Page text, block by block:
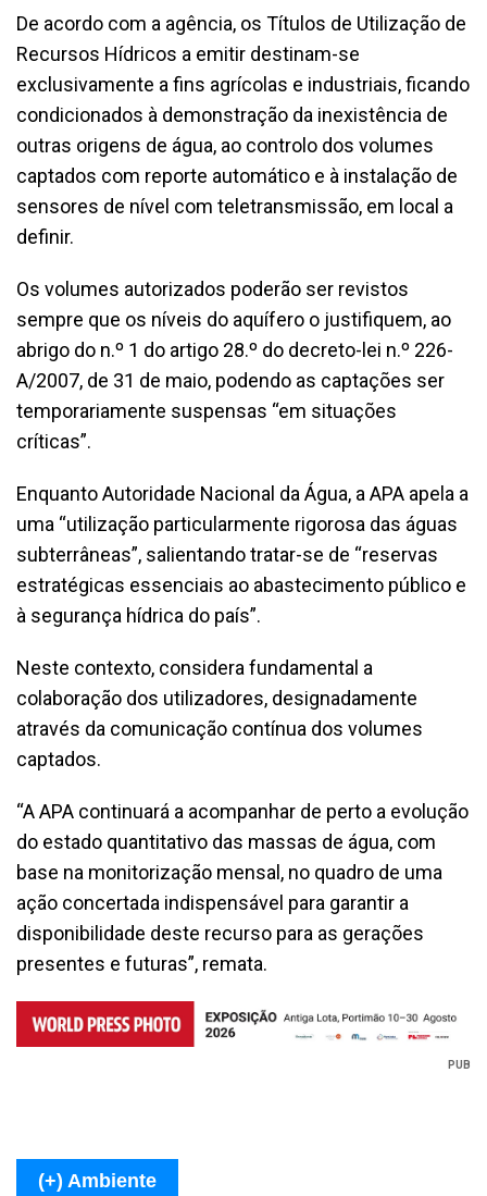
De acordo com a agência, os Títulos de Utilização de
Recursos Hídricos a emitir destinam-se
exclusivamente a fins agrícolas e industriais, ficando
condicionados à demonstração da inexistência de
outras origens de água, ao controlo dos volumes
captados com reporte automático e à instalação de
sensores de nível com teletransmissão, em local a
definir.
Os volumes autorizados poderão ser revistos
sempre que os níveis do aquífero o justifiquem, ao
abrigo do n.º 1 do artigo 28.º do decreto-lei n.º 226-
A/2007, de 31 de maio, podendo as captações ser
temporariamente suspensas “em situações
críticas”.
Enquanto Autoridade Nacional da Água, a APA apela a
uma “utilização particularmente rigorosa das águas
subterrâneas”, salientando tratar-se de “reservas
estratégicas essenciais ao abastecimento público e
à segurança hídrica do país”.
Neste contexto, considera fundamental a
colaboração dos utilizadores, designadamente
através da comunicação contínua dos volumes
captados.
“A APA continuará a acompanhar de perto a evolução
do estado quantitativo das massas de água, com
base na monitorização mensal, no quadro de uma
ação concertada indispensável para garantir a
disponibilidade deste recurso para as gerações
presentes e futuras”, remata.
PUB
(+) Ambiente